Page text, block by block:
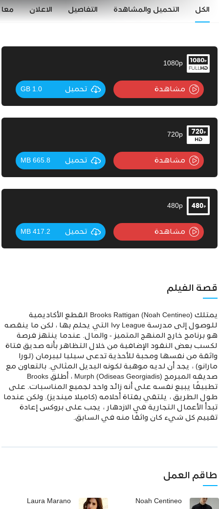
الكل التحميل والمشاهدة التفاصيل الاعلان
1080p
مشاهدة تحميل 1.0 GB
720p
مشاهدة تحميل 665.8 MB
480p
مشاهدة تحميل 417.2 MB
قصة الفيلم
يمتلك Brooks Rattigan (Noah Centineo) القطع الأكاديمية
للوصول إلى مدرسة Ivy League التي يحلم بها ، لكن ما ينقصه
هو برنامج خارج المنهج المتميز - والمال. عندما ينتهز فرصة
لكسب بعض النقود الإضافية من خلال التظاهر بأنه صديق فتاة
واثقة من نفسها ومحبة للأحذية تدعى سيليا ليبرمان (لورا
مارانو) ، يجد أن لديه موهبة لكونه البديل المثالي. بالتعاون مع
صديقه المبرمج Murph (Odiseas Georgiadis) ، أطلق Brooks
تطبيقًا يبيع نفسه على أنه زائد واحد لجميع المناسبات. على
طول الطريق ، يلتقي بفتاة أحلامه (كاميلا مينديز). ولكن عندما
تبدأ الأعمال التجارية في الازدهار ، يجب على بروكس إعادة
تقييم كل شيء كان واثقًا منه في السابق.
طاقم العمل
Noah Centineo
Laura Marano